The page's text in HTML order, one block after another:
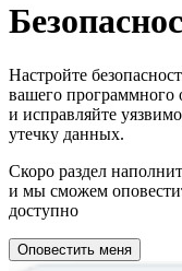
Настройте
вашего программного
и исправляйте
утечку данных.
Скоро раздел
и мы сможем
доступно
Оповестить меня